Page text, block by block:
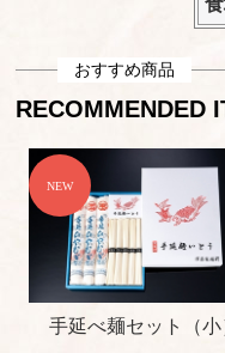
おすすめ商品
RECOMMENDED
手延べ麺セット（小